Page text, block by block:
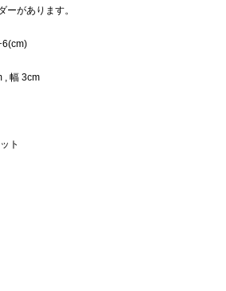
ーがあります。
6(cm)
, 幅 3cm
ト